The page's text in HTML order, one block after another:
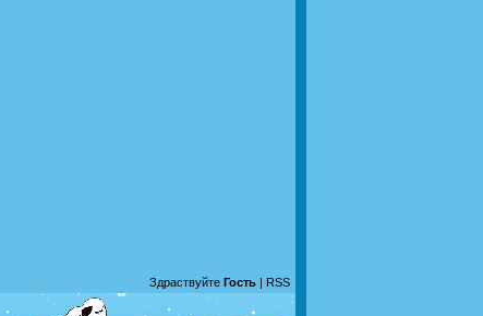
Здраствуйте Гость | RSS